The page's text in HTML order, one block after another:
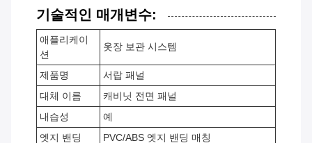
기술적인 매개변수:
애플리케이
션
옷장 보관 시스템
제품명
서랍 패널
대체 이름
캐비닛 전면 패널
내습성
예
엣지 밴딩
PVC/ABS 엣지 밴딩 매칭